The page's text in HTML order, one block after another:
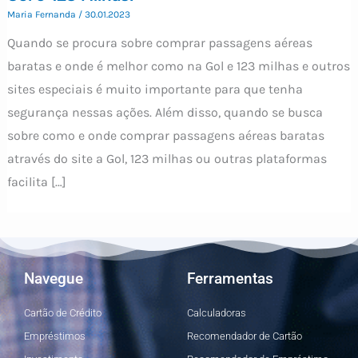
Maria Fernanda / 30.01.2023
Quando se procura sobre comprar passagens aéreas
baratas e onde é melhor como na Gol e 123 milhas e outros
sites especiais é muito importante para que tenha
segurança nessas ações. Além disso, quando se busca
sobre como e onde comprar passagens aéreas baratas
através do site a Gol, 123 milhas ou outras plataformas
facilita […]
Navegue
Cartão de Crédito
Empréstimos
Ferramentas
Calculadoras
Recomendador de Cartão